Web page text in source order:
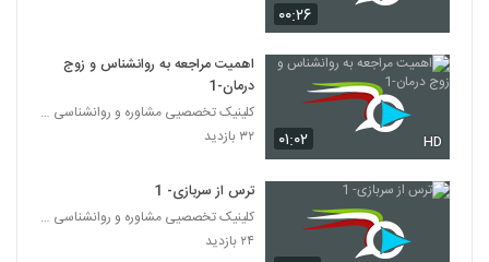
۰۰:۲۶
۰۱:۰۲ HD
اهمیت مراجعه به روانشناس و زوج
درمان-1
کلینیک تخصصیی مشاوره و روانشناسی خانواده ایرانی
۳۲ بازدید
ترس از سربازی- 1
کلینیک تخصصیی مشاوره و روانشناسی خانواده ایرانی
۲۴ بازدید